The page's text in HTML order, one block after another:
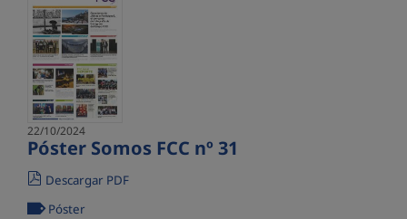
22/10/2024
Póster Somos FCC nº 31
Descargar PDF
Póster